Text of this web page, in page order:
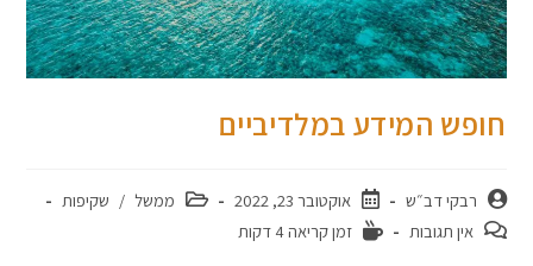
חופש המידע במלדיביים
רבקי דב״ש אוקטובר 23, 2022 ממשל / שקיפות
אין תגובות
זמן קריאה 4 דקות